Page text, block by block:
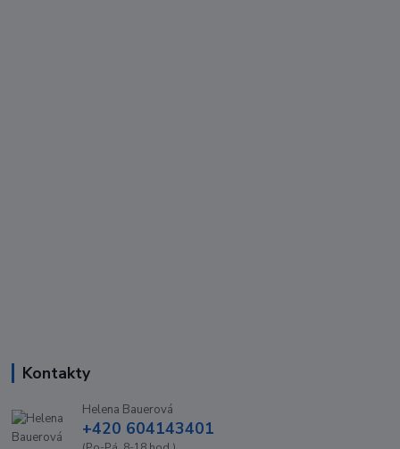
Kontakty
Helena Bauerová
+420 604143401